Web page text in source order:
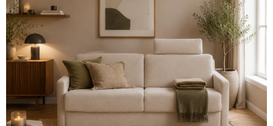
de
afbeeldingen-
gallerij